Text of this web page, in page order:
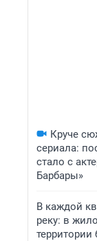
Круче
сериала:
стало с
Барбары»
В каждой
реку: в